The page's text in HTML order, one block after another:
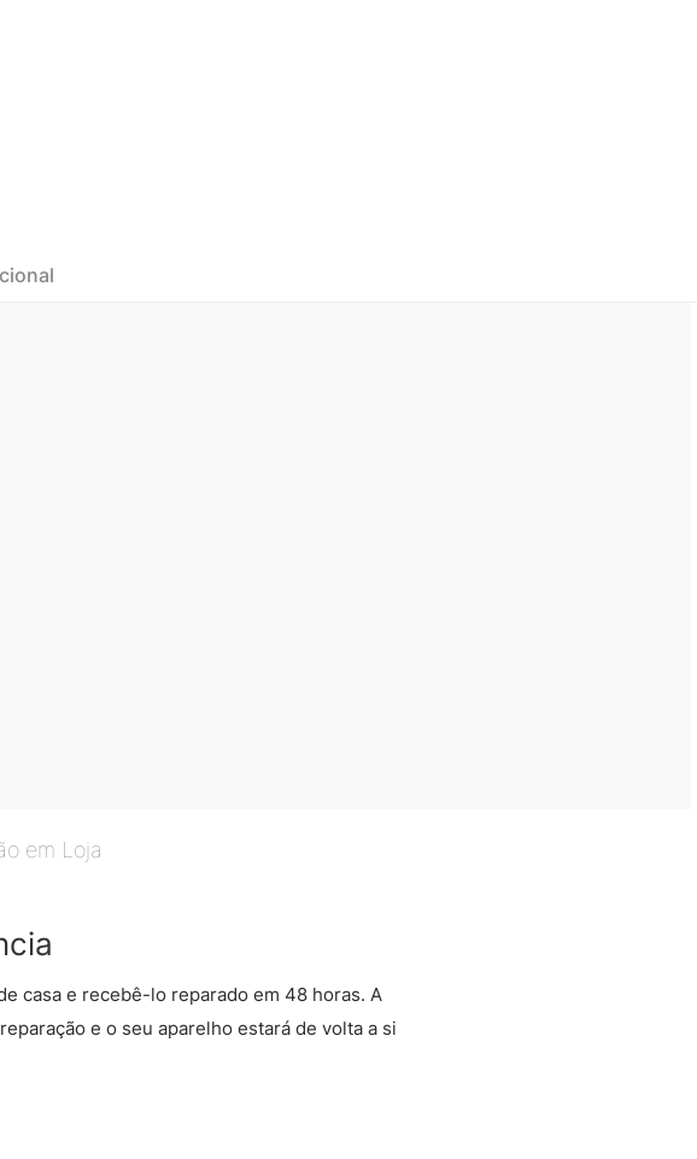
em Loja
casa e recebê-lo reparado em 48 horas. A
e o seu aparelho estará de volta a si